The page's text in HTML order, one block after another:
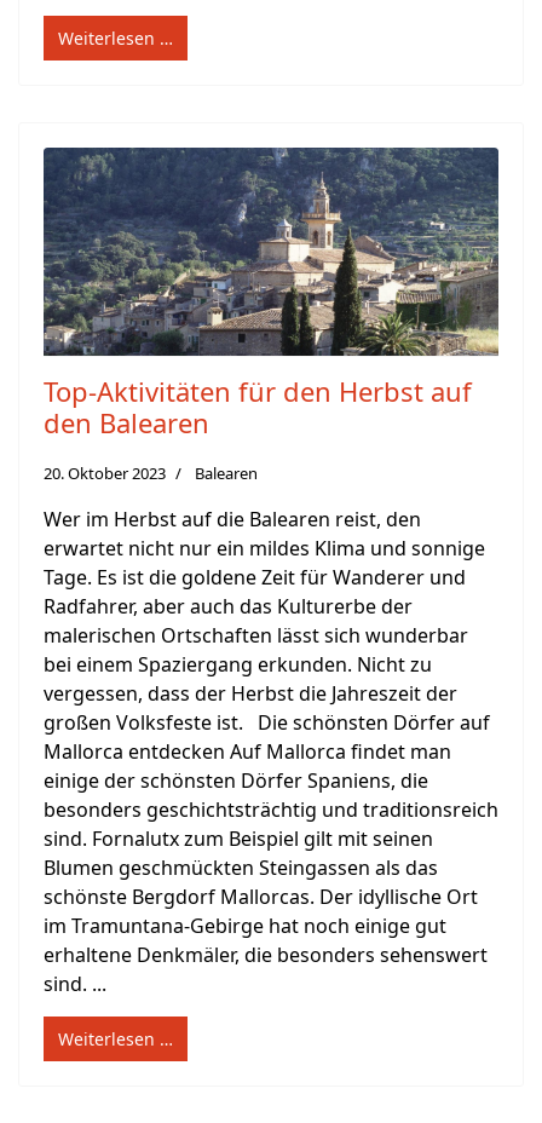
Weiterlesen …
Top-Aktivitäten für den Herbst auf
den Balearen
20. Oktober 2023 Balearen
Wer im Herbst auf die Balearen reist, den
erwartet nicht nur ein mildes Klima und sonnige
Tage. Es ist die goldene Zeit für Wanderer und
Radfahrer, aber auch das Kulturerbe der
malerischen Ortschaften lässt sich wunderbar
bei einem Spaziergang erkunden. Nicht zu
vergessen, dass der Herbst die Jahreszeit der
großen Volksfeste ist. Die schönsten Dörfer auf
Mallorca entdecken Auf Mallorca findet man
einige der schönsten Dörfer Spaniens, die
besonders geschichtsträchtig und traditionsreich
sind. Fornalutx zum Beispiel gilt mit seinen
Blumen geschmückten Steingassen als das
schönste Bergdorf Mallorcas. Der idyllische Ort
im Tramuntana-Gebirge hat noch einige gut
erhaltene Denkmäler, die besonders sehenswert
sind. ...
Weiterlesen …